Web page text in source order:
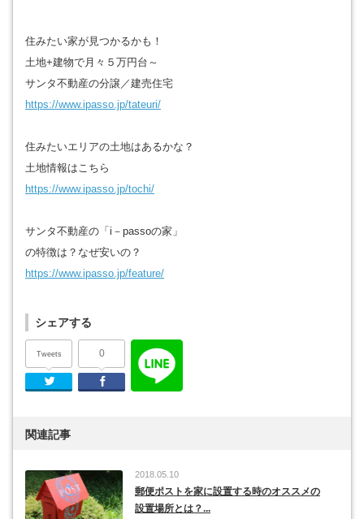
住みたい家が見つかるかも！
土地+建物で月々５万円台～
サンタ不動産の分譲／建売住宅
https://www.ipasso.jp/tateuri/
住みたいエリアの土地はあるかな？
土地情報はこちら
https://www.ipasso.jp/tochi/
サンタ不動産の「i－passoの家」
の特徴は？なぜ安いの？
https://www.ipasso.jp/feature/
シェアする
Tweets
Twitter
0
Facebook
関連記事
2018.05.10
郵便ポストを家に設置する時のオススメの
設置場所とは？...